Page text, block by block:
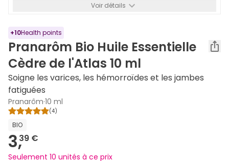
Voir détails
+10Health points
Pranarôm Bio Huile Essentielle
Cèdre de l'Atlas 10 ml
Soigne les varices, les hémorroïdes et les jambes
fatiguées
Pranarôm·10 ml
(4)
BIO
3,39 €
Seulement 10 unités à ce prix